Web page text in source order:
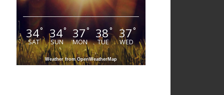
34°
SAT
34°
SUN
37°
MON
38°
TUE
37°
WED
Weather from OpenWeatherMap